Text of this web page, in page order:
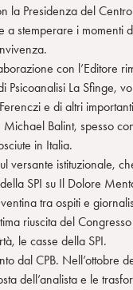
la Presidenza del
a stemperare i momenti
con l’Editore
La Sfinge,
e di altri
Balint, spesso
in Italia.
versante istituzionale,
SPI su Il Dolore
tra ospiti e
riuscita del
le casse della SPI.
dal CPB. Nell’ottobre
dell’analista e le